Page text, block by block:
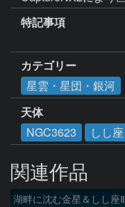
特記事項
カテゴリー
星雲・星団・銀河
天体
NGC3623
しし座
関連作品
湖畔に沈む金星＆しし座Ⅱ